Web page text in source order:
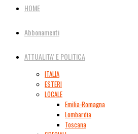
HOME
Abbonamenti
ATTUALITA’ E POLITICA
ITALIA
ESTERI
LOCALE
Emilia-Romagna
Lombardia
Toscana